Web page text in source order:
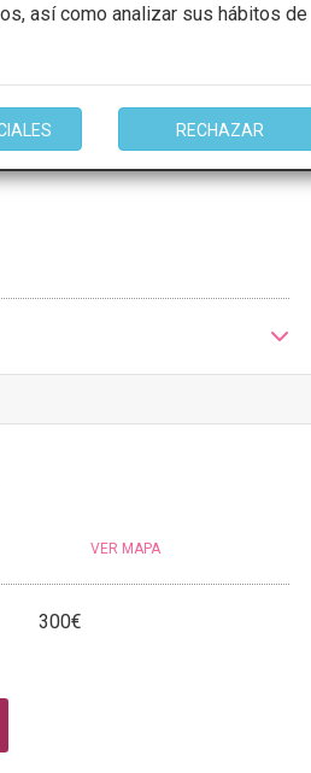
así como analizar sus hábitos de
RECHAZAR
VER MAPA
300€